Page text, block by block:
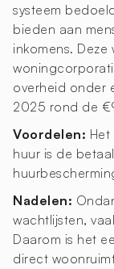
systeem
bieden aan
inkomens.
overheid onder
2025 rond de
Voordelen:
huur is de
Nadelen:
wachtlijsten,
Daarom is het
direct